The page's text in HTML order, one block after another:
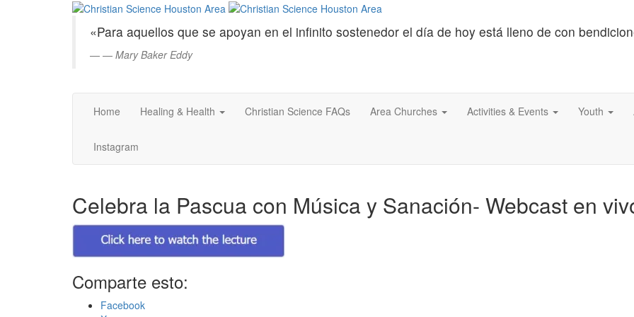
Christian
Science
Houston
Area
«Para aquellos que se apoyan en el infinito sostenedor el día de hoy está lleno de con
— Mary Baker Eddy
Home Healing & Health Christian Science FAQs Area Churches Activities & Events Youth
Instagram
Celebra la Pascua con Música y Sanación- Webcast en
Comparte esto:
Facebook